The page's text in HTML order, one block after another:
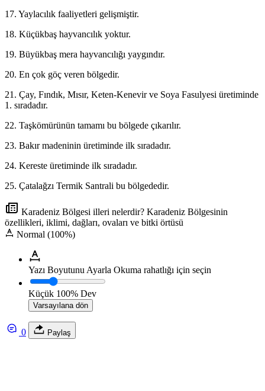
17. Yaylacılık faaliyetleri gelişmiştir.
18. Küçükbaş hayvancılık yoktur.
19. Büyükbaş mera hayvancılığı yaygındır.
20. En çok göç veren bölgedir.
21. Çay, Fındık, Mısır, Keten-Kenevir ve Soya Fasulyesi üretiminde
1. sıradadır.
22. Taşkömürünün tamamı bu bölgede çıkarılır.
23. Bakır madeninin üretiminde ilk sıradadır.
24. Kereste üretiminde ilk sıradadır.
25. Çatalağzı Termik Santrali bu bölgededir.
Karadeniz Bölgesi illeri nelerdir? Karadeniz Bölgesinin
özellikleri, iklimi, dağları, ovaları ve bitki örtüsü
Normal (100%)
Yazı Boyutunu Ayarla Okuma rahatlığı için seçin
Küçük 100% Dev
Varsayılana dön
0 Paylaş